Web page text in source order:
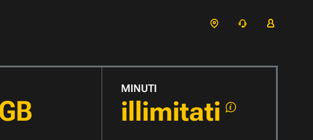
MINUTI
illimitati